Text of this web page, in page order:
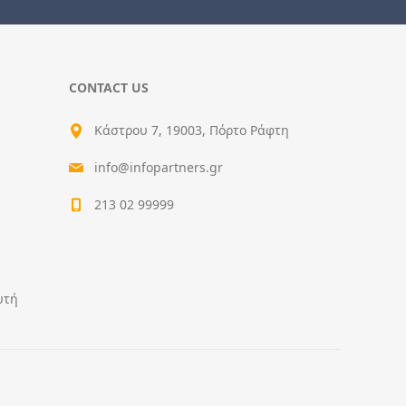
CONTACT US
Κάστρου 7, 19003, Πόρτο Ράφτη
info@infopartners.gr
213 02 99999